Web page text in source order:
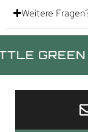
Weitere
MEN.